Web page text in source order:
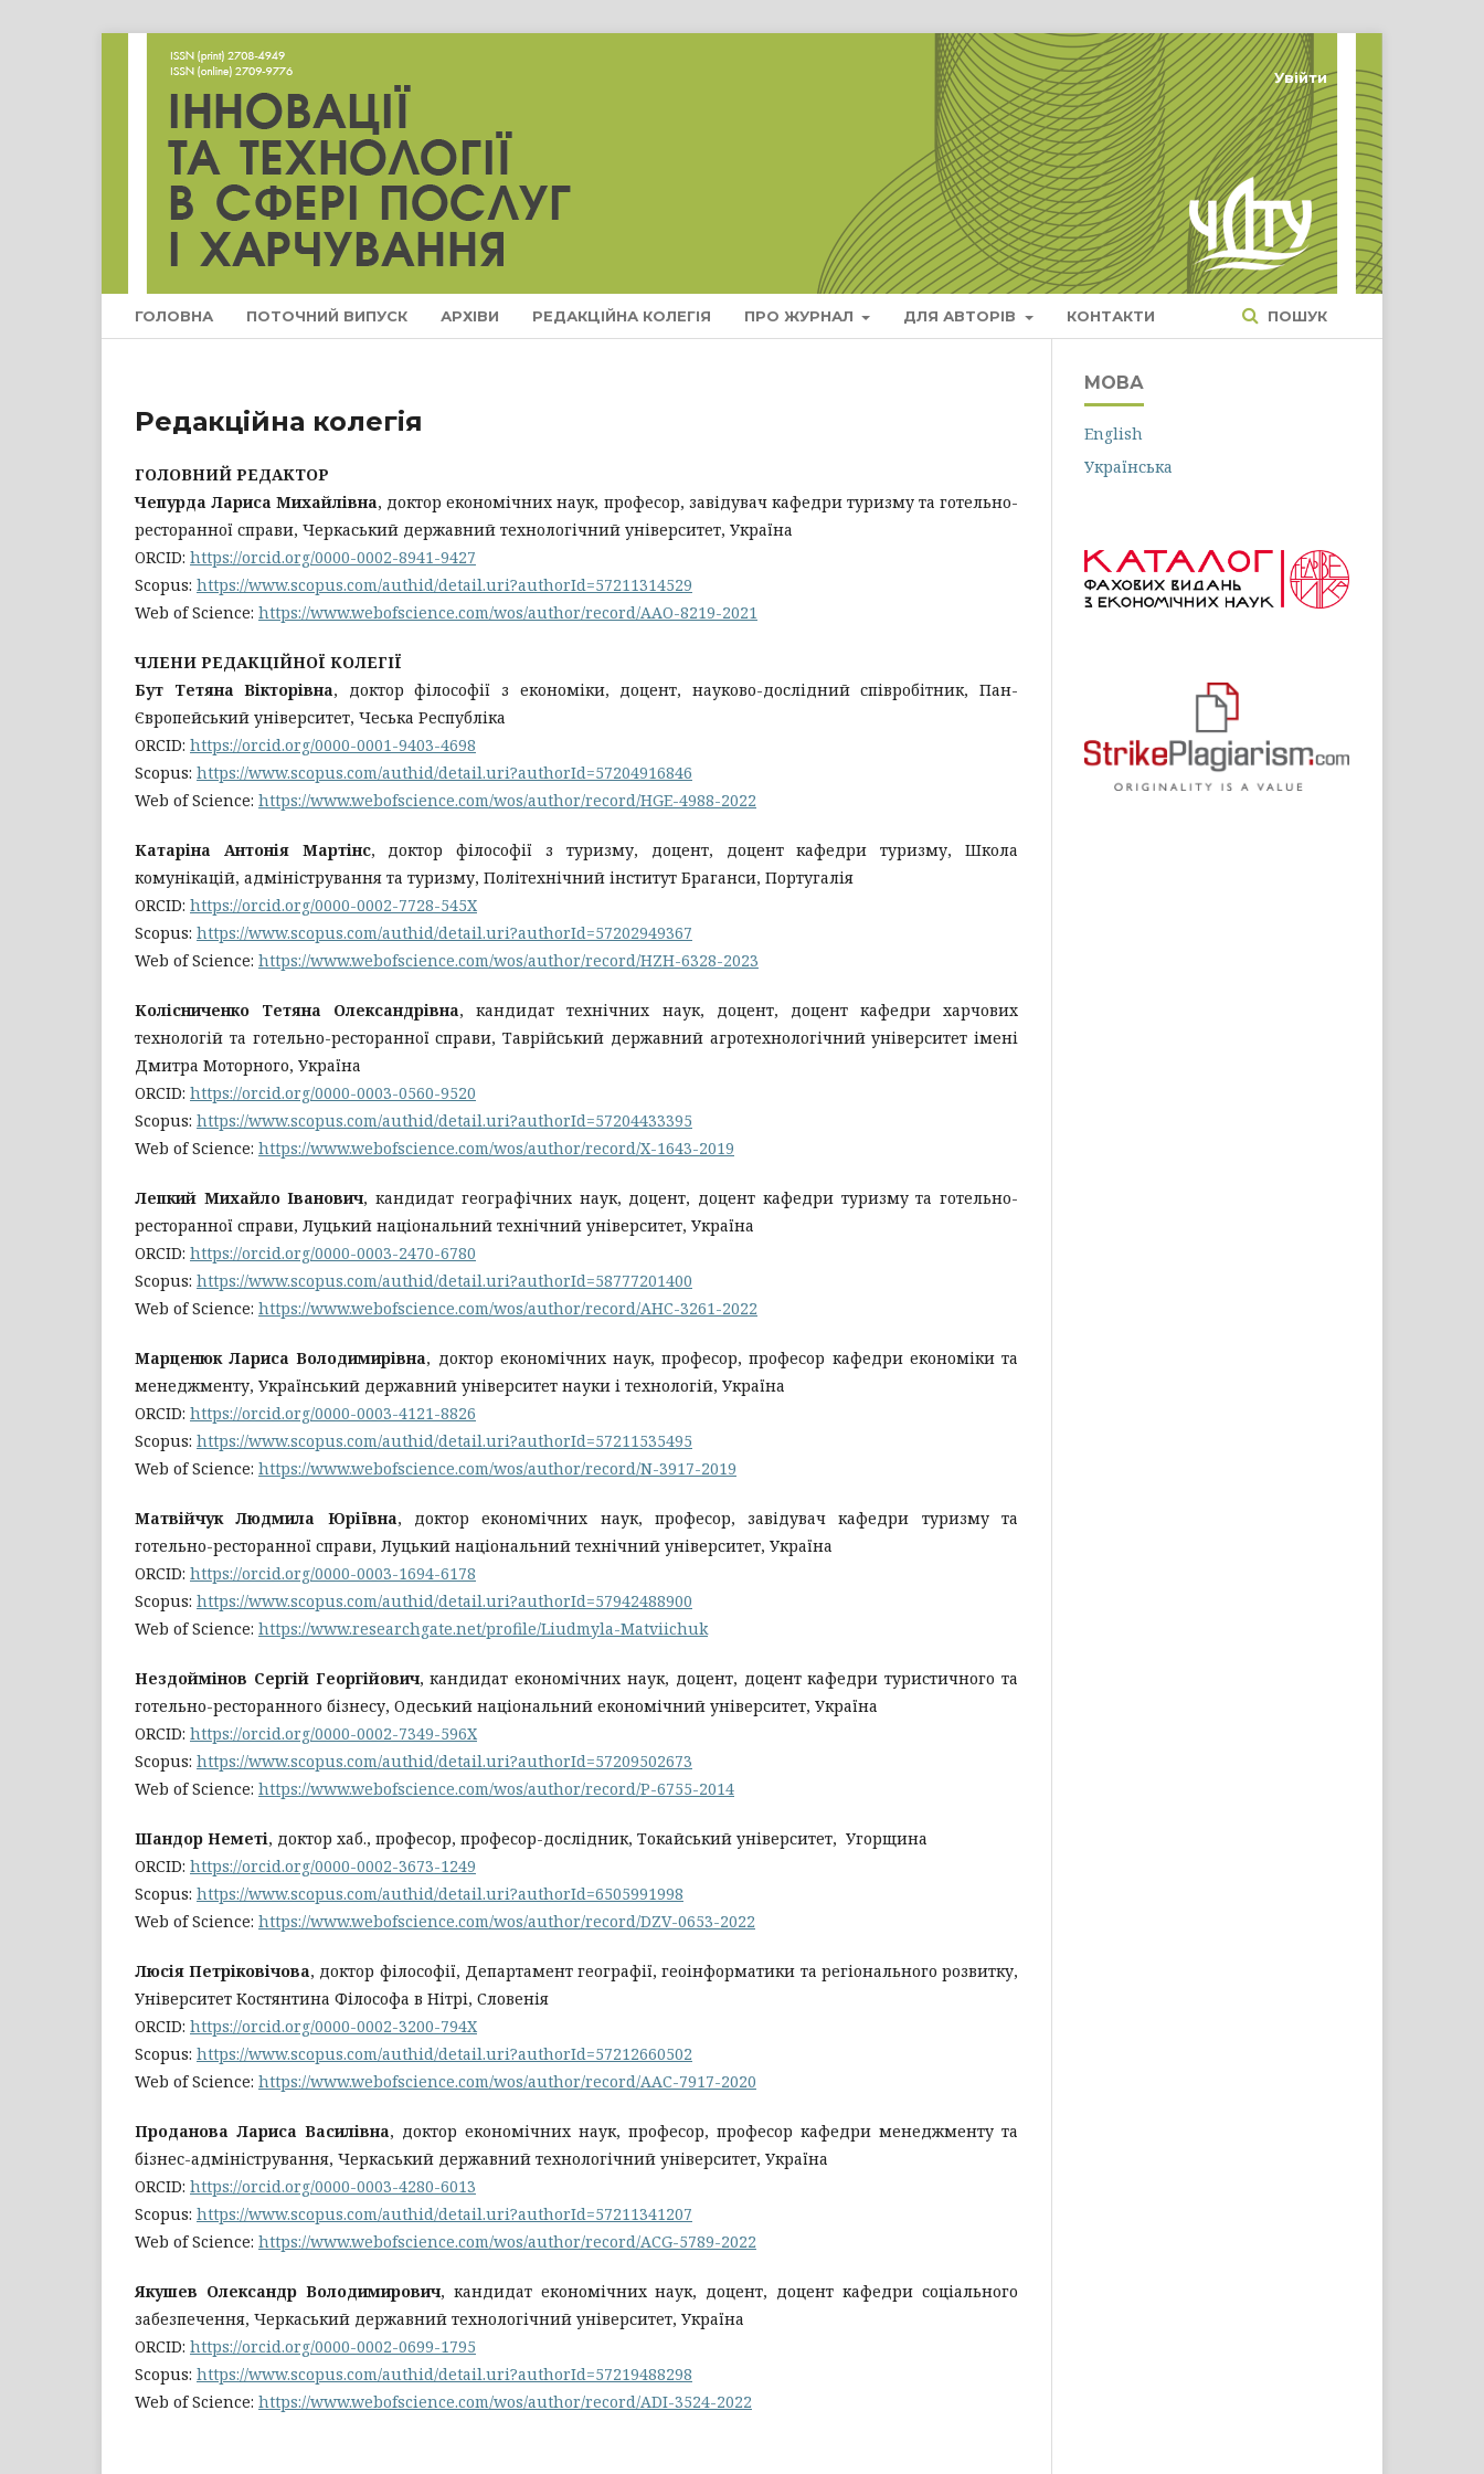
ГОЛОВНА ПОТОЧНИЙ ВИПУСК АРХІВИ РЕДАКЦІЙНА КОЛЕГІЯ ПРО ЖУРНАЛ ДЛЯ АВТОРІВ КОНТАКТИ ПОШУК
Увійти
Редакційна колегія
ГОЛОВНИЙ РЕДАКТОР
Чепурда Лариса Михайлівна, доктор економічних наук, професор, завідувач кафедри туризму та готельно-
ресторанної справи, Черкаський державний технологічний університет, Україна
ORCID: https://orcid.org/0000-0002-8941-9427
Scopus: https://www.scopus.com/authid/detail.uri?authorId=57211314529
Web of Science: https://www.webofscience.com/wos/author/record/AAO-8219-2021
ЧЛЕНИ РЕДАКЦІЙНОЇ КОЛЕГІЇ
Бут Тетяна Вікторівна, доктор філософії з економіки, доцент, науково-дослідний співробітник, Пан-
Європейський університет, Чеська Республіка
ORCID: https://orcid.org/0000-0001-9403-4698
Scopus: https://www.scopus.com/authid/detail.uri?authorId=57204916846
Web of Science: https://www.webofscience.com/wos/author/record/HGE-4988-2022
Катаріна Антонія Мартінс, доктор філософії з туризму, доцент, доцент кафедри туризму, Школа
комунікацій, адміністрування та туризму, Політехнічний інститут Браганси, Португалія
ORCID: https://orcid.org/0000-0002-7728-545X
Scopus: https://www.scopus.com/authid/detail.uri?authorId=57202949367
Web of Science: https://www.webofscience.com/wos/author/record/HZH-6328-2023
Колісниченко Тетяна Олександрівна, кандидат технічних наук, доцент, доцент кафедри харчових
технологій та готельно-ресторанної справи, Таврійський державний агротехнологічний університет імені
Дмитра Моторного, Україна
ORCID: https://orcid.org/0000-0003-0560-9520
Scopus: https://www.scopus.com/authid/detail.uri?authorId=57204433395
Web of Science: https://www.webofscience.com/wos/author/record/X-1643-2019
Лепкий Михайло Іванович, кандидат географічних наук, доцент, доцент кафедри туризму та готельно-
ресторанної справи, Луцький національний технічний університет, Україна
ORCID: https://orcid.org/0000-0003-2470-6780
Scopus: https://www.scopus.com/authid/detail.uri?authorId=58777201400
Web of Science: https://www.webofscience.com/wos/author/record/AHC-3261-2022
Марценюк Лариса Володимирівна, доктор економічних наук, професор, професор кафедри економіки та
менеджменту, Український державний університет науки і технологій, Україна
ORCID: https://orcid.org/0000-0003-4121-8826
Scopus: https://www.scopus.com/authid/detail.uri?authorId=57211535495
Web of Science: https://www.webofscience.com/wos/author/record/N-3917-2019
Матвійчук Людмила Юріївна, доктор економічних наук, професор, завідувач кафедри туризму та
готельно-ресторанної справи, Луцький національний технічний університет, Україна
ORCID: https://orcid.org/0000-0003-1694-6178
Scopus: https://www.scopus.com/authid/detail.uri?authorId=57942488900
Web of Science: https://www.researchgate.net/profile/Liudmyla-Matviichuk
Нездоймінов Сергій Георгійович, кандидат економічних наук, доцент, доцент кафедри туристичного та
готельно-ресторанного бізнесу, Одеський національний економічний університет, Україна
ORCID: https://orcid.org/0000-0002-7349-596X
Scopus: https://www.scopus.com/authid/detail.uri?authorId=57209502673
Web of Science: https://www.webofscience.com/wos/author/record/P-6755-2014
Шандор Неметі, доктор хаб., професор, професор-дослідник, Токайський університет, Угорщина
ORCID: https://orcid.org/0000-0002-3673-1249
Scopus: https://www.scopus.com/authid/detail.uri?authorId=6505991998
Web of Science: https://www.webofscience.com/wos/author/record/DZV-0653-2022
Люсія Петріковічова, доктор філософії, Департамент географії, геоінформатики та регіонального розвитку,
Університет Костянтина Філософа в Нітрі, Словенія
ORCID: https://orcid.org/0000-0002-3200-794X
Scopus: https://www.scopus.com/authid/detail.uri?authorId=57212660502
Web of Science: https://www.webofscience.com/wos/author/record/AAC-7917-2020
Проданова Лариса Василівна, доктор економічних наук, професор, професор кафедри менеджменту та
бізнес-адміністрування, Черкаський державний технологічний університет, Україна
ORCID: https://orcid.org/0000-0003-4280-6013
Scopus: https://www.scopus.com/authid/detail.uri?authorId=57211341207
Web of Science: https://www.webofscience.com/wos/author/record/ACG-5789-2022
Якушев Олександр Володимирович, кандидат економічних наук, доцент, доцент кафедри соціального
забезпечення, Черкаський державний технологічний університет, Україна
ORCID: https://orcid.org/0000-0002-0699-1795
Scopus: https://www.scopus.com/authid/detail.uri?authorId=57219488298
Web of Science: https://www.webofscience.com/wos/author/record/ADI-3524-2022
МОВА
English
Українська